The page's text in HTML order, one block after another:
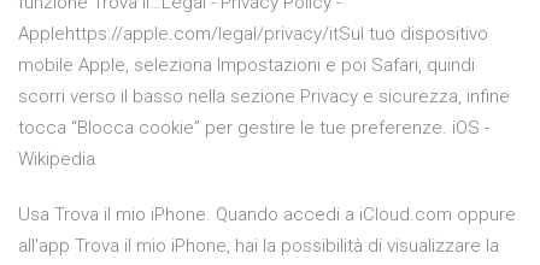
Applehttps://apple.com/legal/privacy/itSul tuo dispositivo
mobile Apple, seleziona Impostazioni e poi Safari, quindi
scorri verso il basso nella sezione Privacy e sicurezza, infine
tocca “Blocca cookie” per gestire le tue preferenze. iOS -
Wikipedia
Usa Trova il mio iPhone. Quando accedi a iCloud.com oppure
all'app Trova il mio iPhone, hai la possibilità di visualizzare la